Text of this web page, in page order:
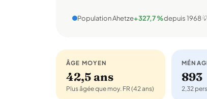
Population Ahetze+327,7 %depuis 1968
ÂGE MOYEN
42,5 ans
Plus âgée que moy. FR (42 ans)
893
2,32